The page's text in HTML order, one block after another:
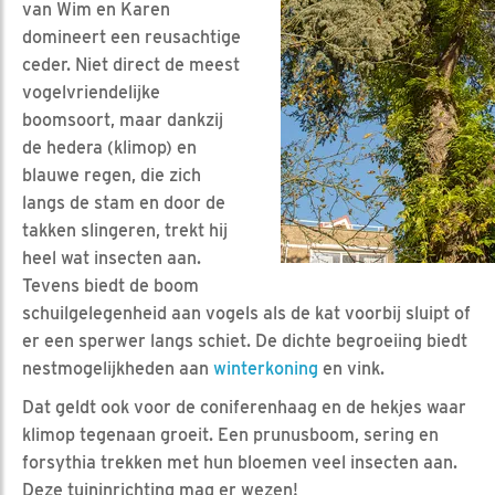
van Wim en Karen
domineert een reusachtige
ceder. Niet direct de meest
vogelvriendelijke
boomsoort, maar dankzij
de hedera (klimop) en
blauwe regen, die zich
langs de stam en door de
takken slingeren, trekt hij
heel wat insecten aan.
Tevens biedt de boom
schuilgelegenheid aan vogels als de kat voorbij sluipt of
er een sperwer langs schiet. De dichte begroeiing biedt
nestmogelijkheden aan winterkoning en vink.
Dat geldt ook voor de coniferenhaag en de hekjes waar
klimop tegenaan groeit. Een prunusboom, sering en
forsythia trekken met hun bloemen veel insecten aan.
Deze tuininrichting mag er wezen!